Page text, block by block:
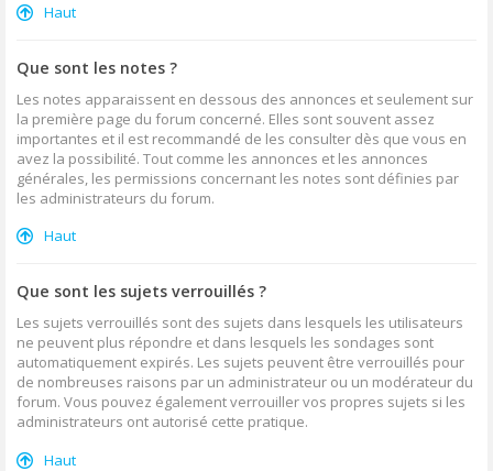
Haut
Que sont les notes ?
Les notes apparaissent en dessous des annonces et seulement sur
la première page du forum concerné. Elles sont souvent assez
importantes et il est recommandé de les consulter dès que vous en
avez la possibilité. Tout comme les annonces et les annonces
générales, les permissions concernant les notes sont définies par
les administrateurs du forum.
Haut
Que sont les sujets verrouillés ?
Les sujets verrouillés sont des sujets dans lesquels les utilisateurs
ne peuvent plus répondre et dans lesquels les sondages sont
automatiquement expirés. Les sujets peuvent être verrouillés pour
de nombreuses raisons par un administrateur ou un modérateur du
forum. Vous pouvez également verrouiller vos propres sujets si les
administrateurs ont autorisé cette pratique.
Haut